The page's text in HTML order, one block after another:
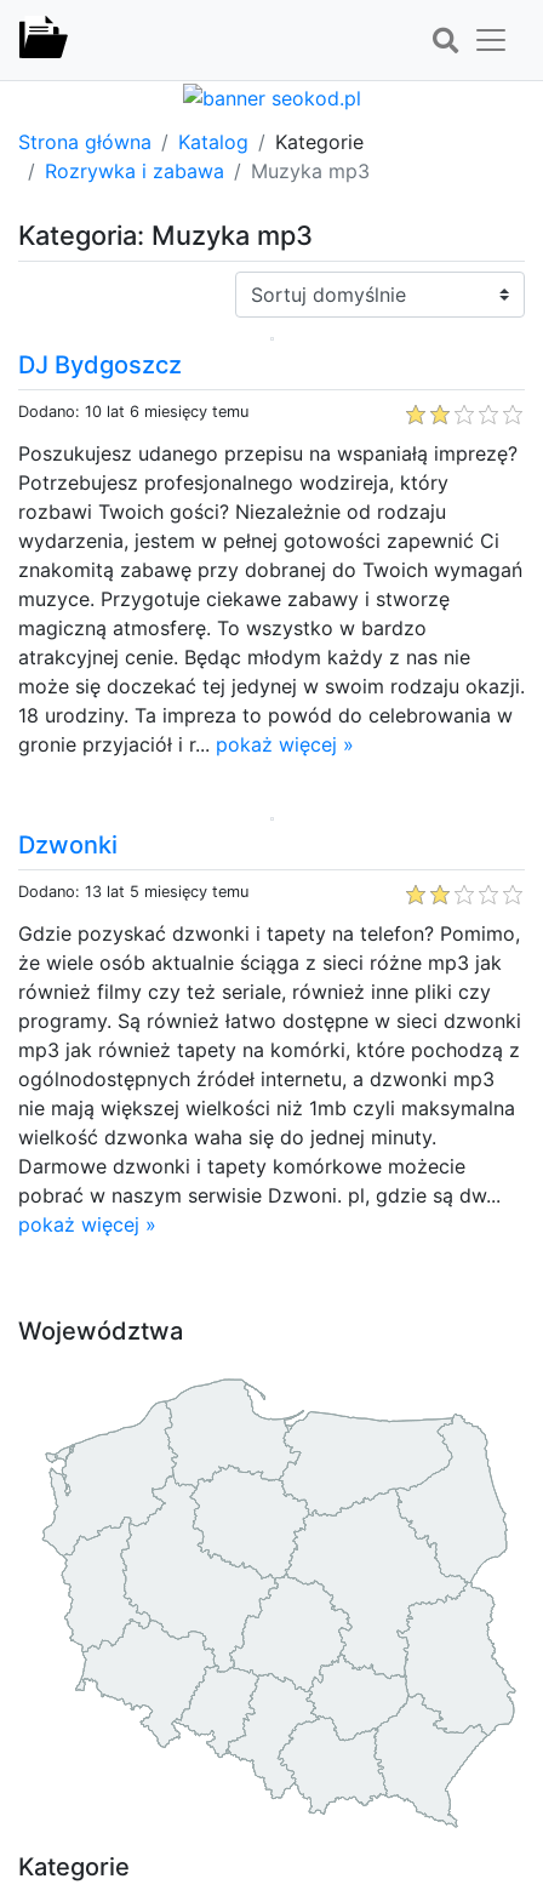
Strona główna Katalog
Kategorie
Rozrywka i zabawa
Muzyka mp3
Kategoria: Muzyka mp3
Sortuj:
DJ Bydgoszcz
Dodano: 10 lat 6 miesięcy temu
Poszukujesz udanego przepisu na wspaniałą imprezę?
Potrzebujesz profesjonalnego wodzireja, który
rozbawi Twoich gości? Niezależnie od rodzaju
wydarzenia, jestem w pełnej gotowości zapewnić Ci
znakomitą zabawę przy dobranej do Twoich wymagań
muzyce. Przygotuje ciekawe zabawy i stworzę
magiczną atmosferę. To wszystko w bardzo
atrakcyjnej cenie. Będąc młodym każdy z nas nie
może się doczekać tej jedynej w swoim rodzaju okazji.
18 urodziny. Ta impreza to powód do celebrowania w
gronie przyjaciół i r... pokaż więcej »
Dzwonki
Dodano: 13 lat 5 miesięcy temu
Gdzie pozyskać dzwonki i tapety na telefon? Pomimo,
że wiele osób aktualnie ściąga z sieci różne mp3 jak
również filmy czy też seriale, również inne pliki czy
programy. Są również łatwo dostępne w sieci dzwonki
mp3 jak również tapety na komórki, które pochodzą z
ogólnodostępnych źródeł internetu, a dzwonki mp3
nie mają większej wielkości niż 1mb czyli maksymalna
wielkość dzwonka waha się do jednej minuty.
Darmowe dzwonki i tapety komórkowe możecie
pobrać w naszym serwisie Dzwoni. pl, gdzie są dw...
pokaż więcej »
Województwa
Kategorie